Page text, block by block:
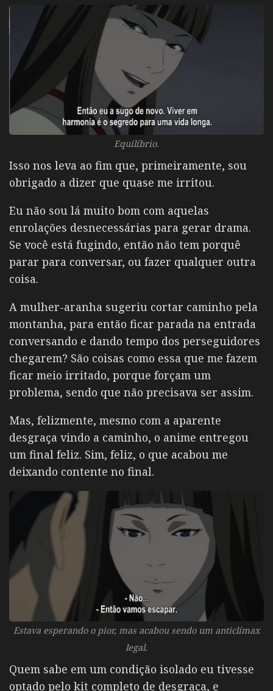
Equilíbrio.
Isso nos leva ao fim que, primeiramente, sou
obrigado a dizer que quase me irritou.
Eu não sou lá muito bom com aquelas
enrolações desnecessárias para gerar drama.
Se você está fugindo, então não tem porquê
parar para conversar, ou fazer qualquer outra
coisa.
A mulher-aranha sugeriu cortar caminho pela
montanha, para então ficar parada na entrada
conversando e dando tempo dos perseguidores
chegarem? São coisas como essa que me fazem
ficar meio irritado, porque forçam um
problema, sendo que não precisava ser assim.
Mas, felizmente, mesmo com a aparente
desgraça vindo a caminho, o anime entregou
um final feliz. Sim, feliz, o que acabou me
deixando contente no final.
Estava esperando o pior, mas acabou sendo um anticlímax
legal.
Quem sabe em um condição isolado eu tivesse
optado pelo kit completo de desgraça, e